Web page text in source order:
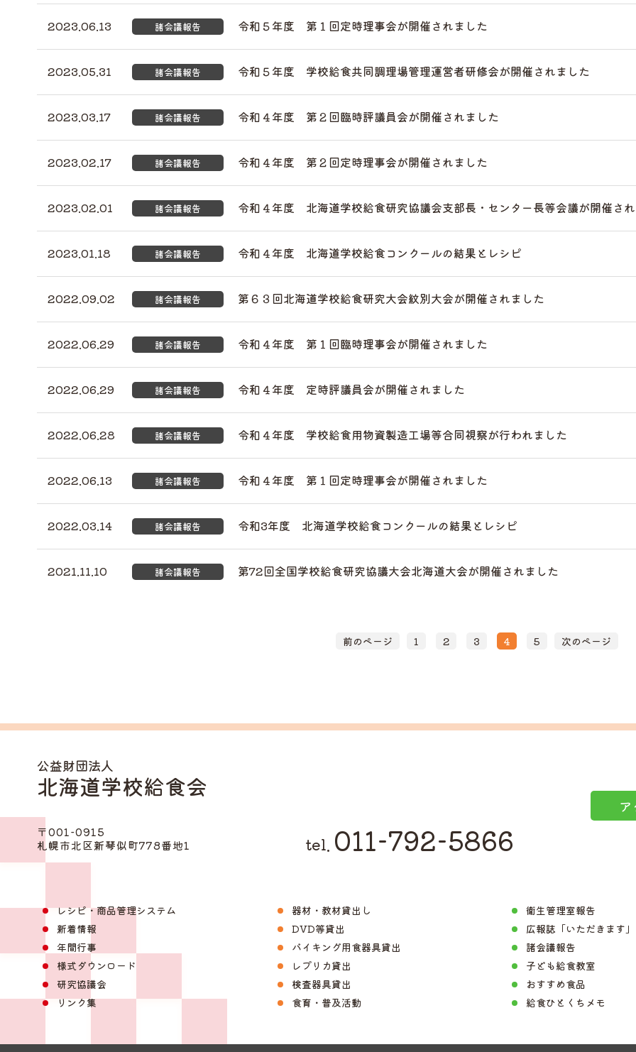
2023.06.13 諸会議報告 令和５年度 第１回定時理事会が開催されました
2023.05.31 諸会議報告 令和５年度 学校給食共同調理場管理運営者研修会が開催されました
2023.03.17 諸会議報告 令和４年度 第２回臨時評議員会が開催されました
2023.02.17 諸会議報告 令和４年度 第２回定時理事会が開催されました
2023.02.01 諸会議報告 令和４年度 北海道学校給食研究協議会支部長・センター長等会議が開催さ
2023.01.18 諸会議報告 令和４年度 北海道学校給食コンクールの結果とレシピ
2022.09.02 諸会議報告 第６３回北海道学校給食研究大会紋別大会が開催されました
2022.06.29 諸会議報告 令和４年度 第１回臨時理事会が開催されました
2022.06.29 諸会議報告 令和４年度 定時評議員会が開催されました
2022.06.28 諸会議報告 令和４年度 学校給食用物資製造工場等合同視察が行われました
2022.06.13 諸会議報告 令和４年度 第１回定時理事会が開催されました
2022.03.14 諸会議報告 令和3年度 北海道学校給食コンクールの結果とレシピ
2021.11.10 諸会議報告 第72回全国学校給食研究協議大会北海道大会が開催されました
前のページ 1 2 3 4 5 次のページ
公益財団法人
北海道学校給食会
〒001-0915
札幌市北区新琴似町778番地1
tel. 011-792-5866
レシピ・商品管理システム
新着情報
年間行事
様式ダウンロード
研究協議会
リンク集
器材・教材貸出し
DVD等貸出
バイキング用食器具貸出
レプリカ貸出
検査器具貸出
食育・普及活動
衛生管理室報告
広報誌「いただきます」
諸会議報告
子ども給食教室
おすすめ食品
給食ひとくちメモ